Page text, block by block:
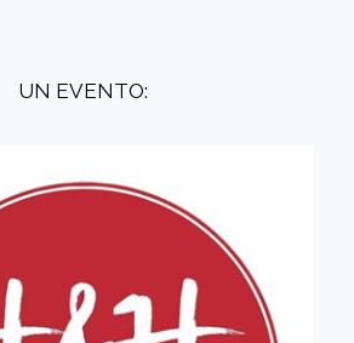
UN EVENTO: